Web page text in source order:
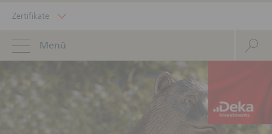
Zertifikate
Menü